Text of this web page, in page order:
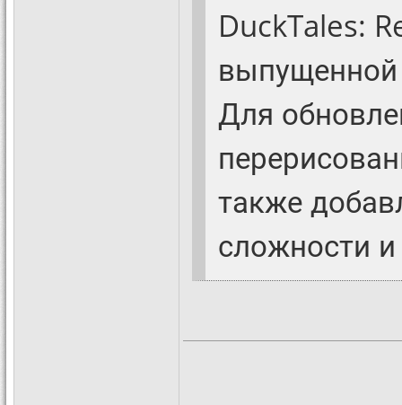
DuckTales:
выпущенной
Для
также
сложности